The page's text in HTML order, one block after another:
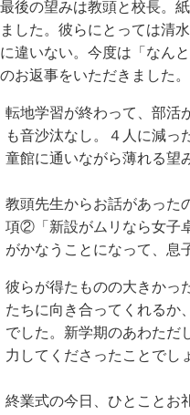
最後の望みは教頭と校長。
ました。彼らにとっては清
に違いない。今度は「なん
のお返事をいただきました。
転地学習が終わって、部活
も音沙汰なし。４人に減っ
童館に通いながら薄れる望
教頭先生からお話があった
項②「新設がムリなら女子
がかなうことになって、息
彼らが得たものの大きか
たちに向き合ってくれるか
でした。新学期のあわただ
力してくださったことでし
終業式の今日、ひとことお